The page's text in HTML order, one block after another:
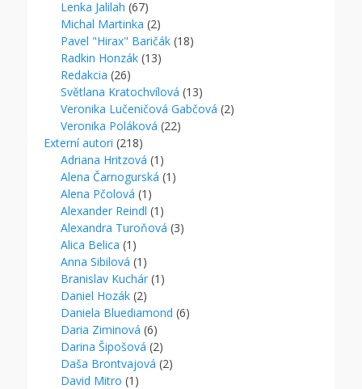
Lenka Jalilah (67)
Michal Martinka (2)
Pavel "Hirax" Baričák (18)
Radkin Honzák (13)
Redakcia (26)
Světlana Kratochvílová (13)
Veronika Lučeničová Gabčová (2)
Veronika Poláková (22)
Externí autori (218)
Adriana Hritzová (1)
Alena Čarnogurská (1)
Alena Pčolová (1)
Alexander Reindl (1)
Alexandra Turoňová (3)
Alica Belica (1)
Anna Sibilová (1)
Branislav Kuchár (1)
Daniel Hozák (2)
Daniela Bluediamond (6)
Daria Ziminová (6)
Darina Šipošová (2)
Daša Brontvajová (2)
David Mitro (1)